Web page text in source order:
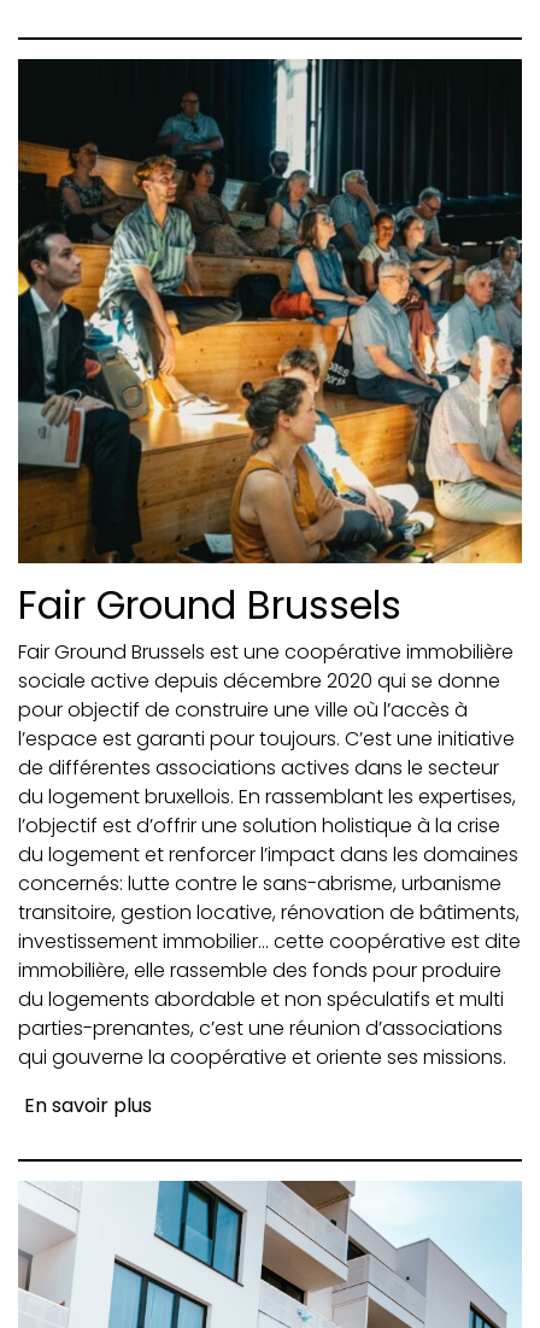
Fair Ground Brussels
Fair Ground Brussels est une coopérative immobilière
sociale active depuis décembre 2020 qui se donne
pour objectif de construire une ville où l’accès à
l’espace est garanti pour toujours. C’est une initiative
de différentes associations actives dans le secteur
du logement bruxellois. En rassemblant les expertises,
l’objectif est d’offrir une solution holistique à la crise
du logement et renforcer l’impact dans les domaines
concernés: lutte contre le sans-abrisme, urbanisme
transitoire, gestion locative, rénovation de bâtiments,
investissement immobilier… cette coopérative est dite
immobilière, elle rassemble des fonds pour produire
du logements abordable et non spéculatifs et multi
parties-prenantes, c’est une réunion d’associations
qui gouverne la coopérative et oriente ses missions.
En savoir plus